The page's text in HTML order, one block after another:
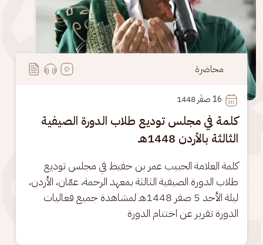
محاضرة
16
كلمة في مجلس توديع طلاب الدورة الصيفية
الثالثة بالأردن 1448هـ
كلمة العلامة الحبيب عمر بن حفيظ في مجلس توديع
طلاب الدورة الصيفية الثالثة بمعهد الرحمة، عمّان، الأردن،
ليلة الأحد 5 صفر 1448هـ لمشاهدة جميع فعاليات
الدورة تقرير عن اختتام الدورة